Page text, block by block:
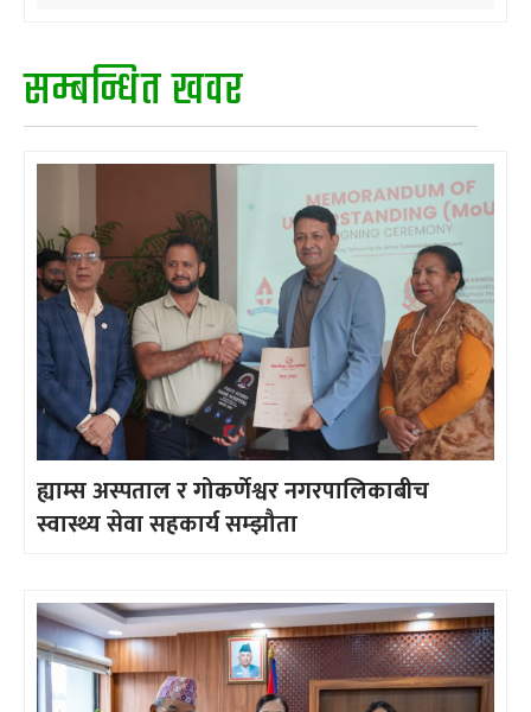
सम्बन्धित खवर
ह्याम्स अस्पताल र गोकर्णेश्वर नगरपालिकाबीच
स्वास्थ्य सेवा सहकार्य सम्झौता